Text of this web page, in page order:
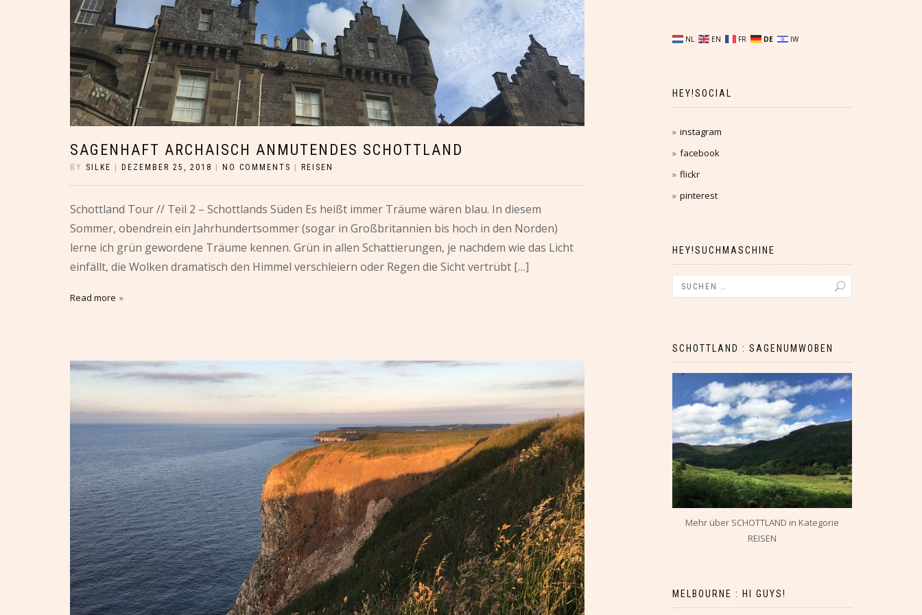
SAGENHAFT ARCHAISCH ANMUTENDES SCHOTTLAND
BY SILKE DEZEMBER 25, 2018 NO COMMENTS REISEN
Schottland Tour // Teil 2 – Schottlands Süden Es heißt immer Träume wären blau. In diesem
Sommer, obendrein ein Jahrhundertsommer (sogar in Großbritannien bis hoch in den Norden)
lerne ich grün gewordene Träume kennen. Grün in allen Schattierungen, je nachdem wie das Licht
einfällt, die Wolken dramatisch den Himmel verschleiern oder Regen die Sicht vertrübt […]
Read more
NL EN FR DE IW
HEY!SOCIAL
instagram
facebook
flickr
pinterest
HEY!SUCHMASCHINE
SCHOTTLAND : SAGENUMWOBEN
Mehr über SCHOTTLAND in Kategorie
REISEN
MELBOURNE : HI GUYS!